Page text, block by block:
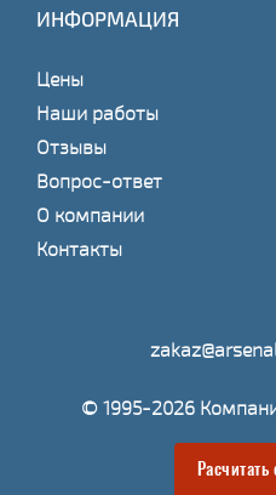
ИНФОРМАЦИЯ
Цены
Наши работы
Отзывы
Вопрос-ответ
О компании
Контакты
© 1995-2026
Расчитать